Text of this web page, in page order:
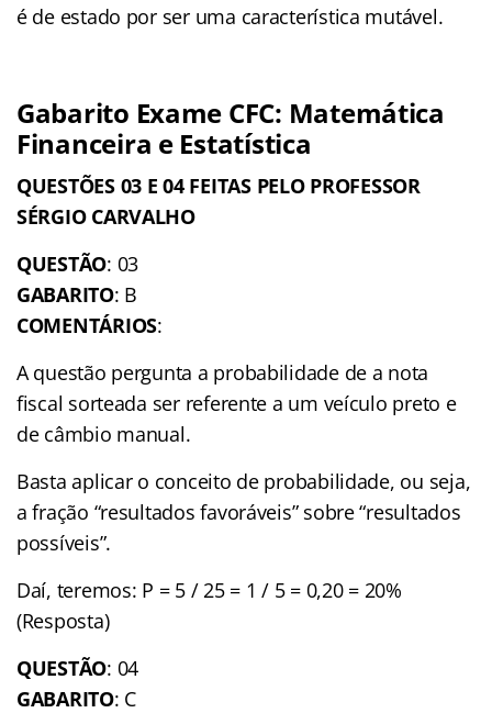
é de estado por ser uma característica mutável.
Gabarito Exame CFC: Matemática
Financeira e Estatística
QUESTÕES 03 E 04 FEITAS PELO PROFESSOR
SÉRGIO CARVALHO
QUESTÃO: 03
GABARITO: B
COMENTÁRIOS:
A questão pergunta a probabilidade de a nota
fiscal sorteada ser referente a um veículo preto e
de câmbio manual.
Basta aplicar o conceito de probabilidade, ou seja,
a fração “resultados favoráveis” sobre “resultados
possíveis”.
Daí, teremos: P = 5 / 25 = 1 / 5 = 0,20 = 20%
(Resposta)
QUESTÃO: 04
GABARITO: C